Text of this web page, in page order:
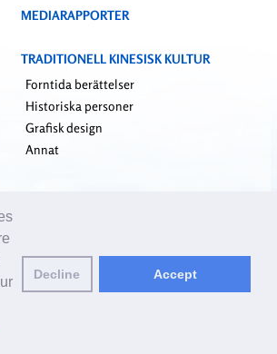
MEDIARAPPORTER
TRADITIONELL KINESISK KULTUR
Forntida berättelser
Historiska personer
Grafisk design
Annat
Decline Accept